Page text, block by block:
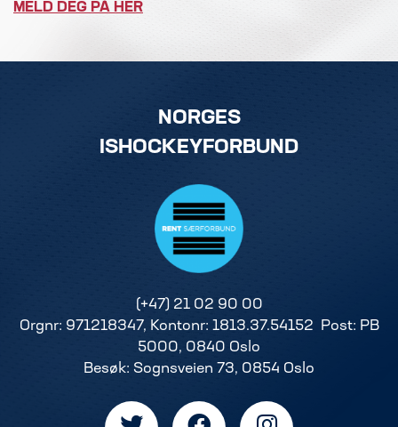
MELD DEG PÅ HER
NORGES
ISHOCKEYFORBUND
(+47) 21 02 90 00
Orgnr: 971218347, Kontonr: 1813.37.54152 Post: PB
5000, 0840 Oslo
Besøk: Sognsveien 73, 0854 Oslo